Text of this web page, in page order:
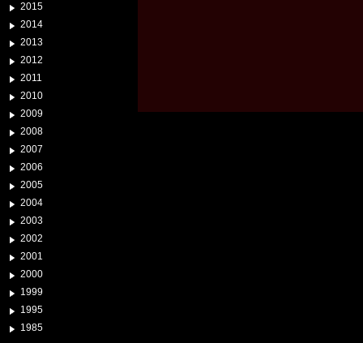
2015
2014
2013
2012
2011
2010
2009
2008
2007
2006
2005
2004
2003
2002
2001
2000
1999
1995
1985